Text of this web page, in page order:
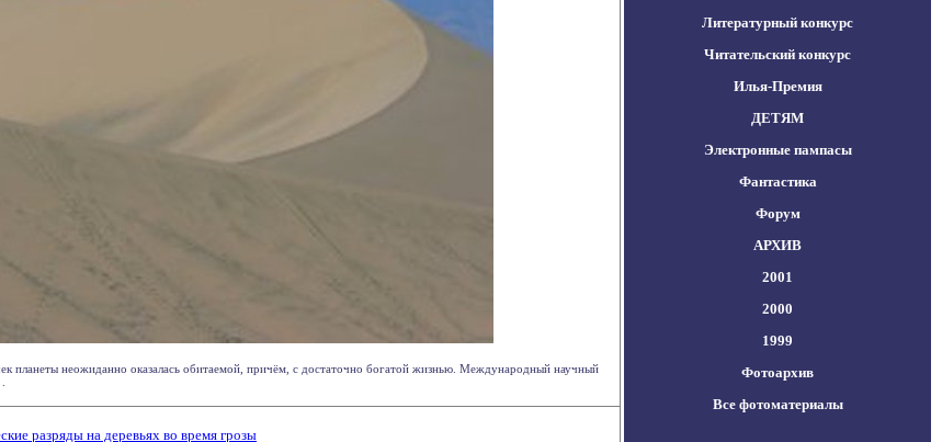
планеты неожиданно оказалась обитаемой, причём, с достаточно богатой жизнью. Международный научный
разряды на деревьях во время грозы
Литературный конкурс
Читательский конкурс
Илья-Премия
ДЕТЯМ
Электронные пампасы
Фантастика
Форум
АРХИВ
2001
2000
1999
Фотоархив
Все фотоматериалы